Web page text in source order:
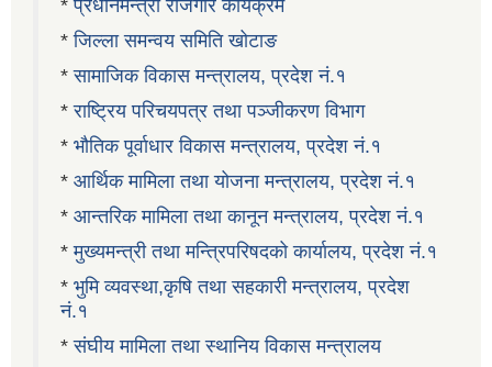
*प्रधानमन्त्री रोजगार कार्यक्रम
*जिल्ला समन्वय समिति खोटाङ
*सामाजिक विकास मन्त्रालय, प्रदेश नं.१
*राष्ट्रिय परिचयपत्र तथा पञ्जीकरण विभाग
* भौतिक पूर्वाधार विकास मन्त्रालय, प्रदेश नं.१
* आर्थिक मामिला तथा योजना मन्त्रालय, प्रदेश नं.१
* आन्तरिक मामिला तथा कानून मन्त्रालय, प्रदेश नं.१
*मुख्यमन्त्री तथा मन्त्रिपरिषदको कार्यालय, प्रदेश नं.१
* भुमि व्यवस्था,कृषि तथा सहकारी मन्त्रालय, प्रदेश
नं.१
*संघीय मामिला तथा स्थानिय विकास मन्त्रालय